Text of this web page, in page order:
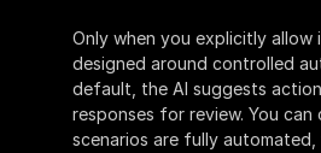
Only when you explicitly allow
designed around controlled
default, the AI suggests
responses for review. You can
scenarios are fully automated,